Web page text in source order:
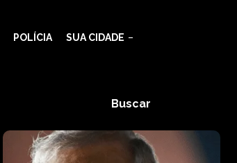
POLÍCIA SUA CIDADE
Buscar